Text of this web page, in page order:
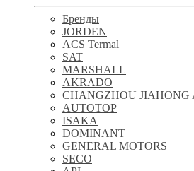
Бренды
JORDEN
ACS Termal
SAT
MARSHALL
AKRADO
CHANGZHOU JIAHONG
AUTOTOP
ISAKA
DOMINANT
GENERAL MOTORS
SECO